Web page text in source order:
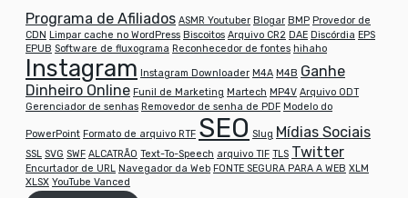
Programa de Afiliados ASMR Youtuber Blogar BMP Provedor de
CDN Limpar cache no WordPress Biscoitos Arquivo CR2 DAE Discórdia EPS
EPUB Software de fluxograma Reconhecedor de fontes hihaho
Instagram Instagram Downloader M4A M4B Ganhe
Dinheiro Online Funil de Marketing Martech MP4V Arquivo ODT
Gerenciador de senhas Removedor de senha de PDF Modelo do
PowerPoint Formato de arquivo RTF SEO Slug Mídias Sociais
SSL SVG SWF ALCATRÃO Text-To-Speech arquivo TIF TLS Twitter
Encurtador de URL Navegador da Web FONTE SEGURA PARA A WEB XLM
XLSX YouTube Vanced